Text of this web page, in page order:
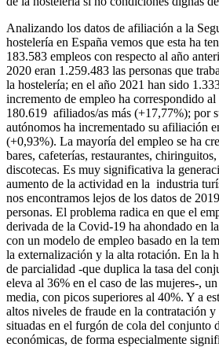
Analizando los datos de afiliación a la
hostelería en España vemos que esta ha
183.583 empleos con respecto al año
2020 eran 1.259.483 las personas que
la hostelería; en el año 2021 han sido
incremento de empleo ha correspondido
180.619 afiliados/as más (+17,77%); por
autónomos ha incrementado su afiliación
(+0,93%). La mayoría del empleo se ha
bares, cafeterías, restaurantes,
discotecas. Es muy significativa la
aumento de la actividad en la industria
nos encontramos lejos de los datos de
personas. El problema radica en que el
derivada de la Covid-19 ha ahondado en
con un modelo de empleo basado en la
la externalización y la alta rotación. En la
de parcialidad -que duplica la tasa del
eleva al 36% en el caso de las mujeres-,
media, con picos superiores al 40%. Y a
altos niveles de fraude en la contratación y
situadas en el furgón de cola del conjunto
económicas, de forma especialmente